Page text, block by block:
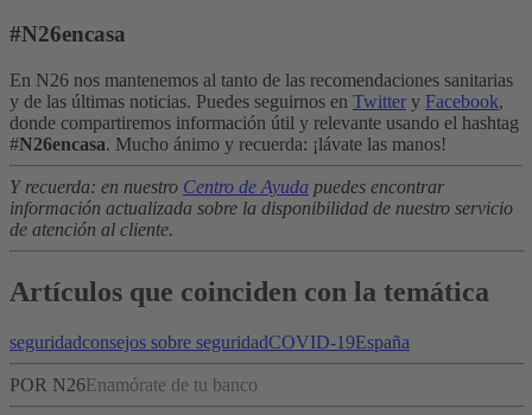
#N26encasa
En N26 nos mantenemos al tanto de las recomendaciones sanitarias
y de las últimas noticias. Puedes seguirnos en Twitter y Facebook,
donde compartiremos información útil y relevante usando el hashtag
#N26encasa. Mucho ánimo y recuerda: ¡lávate las manos!
Y recuerda: en nuestro Centro de Ayuda puedes encontrar
información actualizada sobre la disponibilidad de nuestro servicio
de atención al cliente.
Artículos que coinciden con la temática
seguridadconsejos sobre seguridadCOVID-19España
POR N26Enamórate de tu banco